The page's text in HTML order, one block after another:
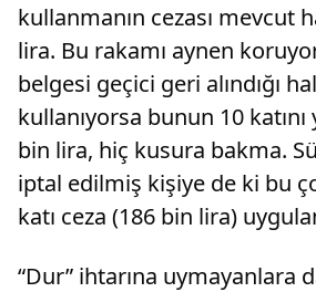
kullanmanın cezası mevcut
lira. Bu rakamı aynen
belgesi geçici geri alındığı
kullanıyorsa bunun 10 katını
bin lira, hiç kusura bakma.
iptal edilmiş kişiye de ki bu
katı ceza (186 bin lira)
“Dur” ihtarına uymayanlara